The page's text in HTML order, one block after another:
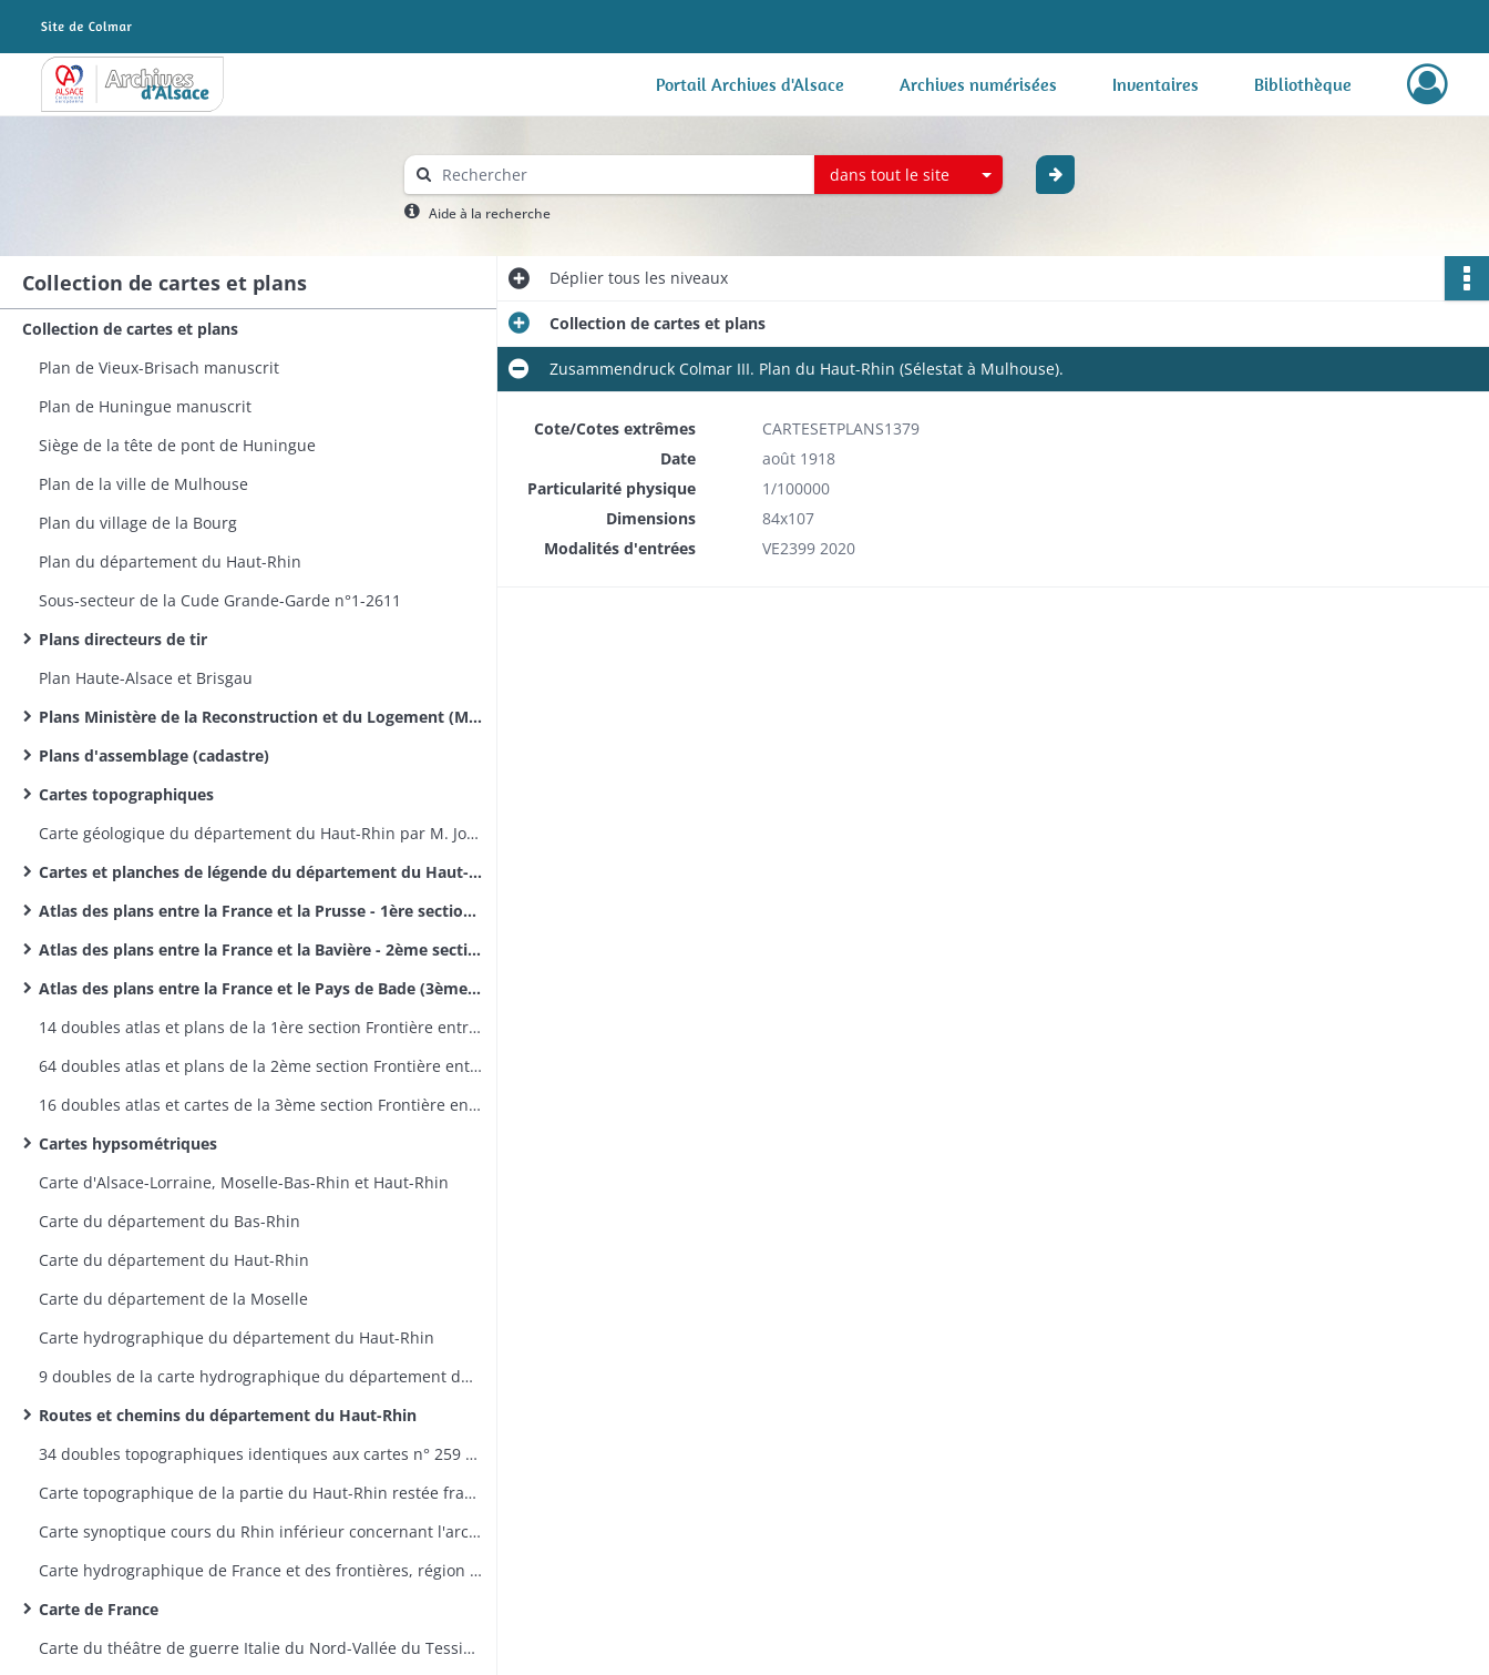
Archives Alsace - Colmar Portail Archives d'Alsace Archives numérisées Inventaires Bibliothèque
dans tout le site
Aide à la recherche
Collection de cartes et plans
Collection de cartes et plans
Plan de Vieux-Brisach manuscrit
Plan de Huningue manuscrit​
Siège de la tête de pont de Huningue
Plan de la ville de Mulhouse
Plan du village de la Bourg
Plan du département du Haut-Rhin
Sous-secteur de la Cude Grande-Garde n°1-2611​
Plans directeurs de tir
Plan Haute-Alsace et Brisgau
Plans Ministère de la Reconstruction et du Logement (MRL)
Plans d'assemblage (cadastre)
Cartes topographiques
Carte géologique du département du Haut-Rhin par M. Jos. Koechlin-Schlumberger
Cartes et planches de légende du département du Haut-Rhin par M. Jos. Koechlin-Schlumberger
Atlas des plans entre la France et la Prusse - 1ère section des délimitations des frontières entre la France et l'Allemagne
Atlas des plans entre la France et la Bavière - 2ème section des délimitations entre la France et l'Allemagne
Atlas des plans entre la France et le Pays de Bade (3ème section des délimitations de frontières entre la France et l'Allemagne
14 doubles atlas et plans de la 1ère section Frontière entre la France et la Prusse - plans 1 à 9
64 doubles atlas et plans de la 2ème section Frontière entre la France et la Bavière - plans 1 à 60
16 doubles atlas et cartes de la 3ème section Frontière entre la France et le Pays de Bade - plans 1 à 12
Cartes hypsométriques
Carte d'Alsace-Lorraine, Moselle-Bas-Rhin et Haut-Rhin
Carte du département du Bas-Rhin
Carte du département du Haut-Rhin
Carte du département de la Moselle
Carte hydrographique du département du Haut-Rhin
9 doubles de la carte hydrographique du département du Haut-Rhin
Routes et chemins du département du Haut-Rhin
34 doubles topographiques identiques aux cartes n° 259 à 298
Carte topographique de la partie du Haut-Rhin restée française avec indication des travaux du siège de Belfort 1870-1871
Carte synoptique cours du Rhin inférieur concernant l'archevêché de Mayence, Trèves et Palatinat Rhénan
Carte hydrographique de France et des frontières, région de Saverne
Carte de France
Carte du théâtre de guerre Italie du Nord-Vallée du Tessin 1859
Dépliertous les niveaux
Collection de cartes et plans
Zusammendruck Colmar III. Plan du Haut-Rhin (Sélestat à Mulhouse).
Cote/Cotes extrêmes
CARTESETPLANS1379
Date
août 1918
Particularité physique
1/100000
Dimensions
84x107
Modalités d'entrées
VE2399 2020